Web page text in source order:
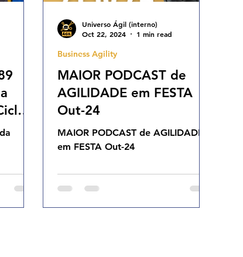
MAIOR PODCAST de
AGILIDADE em FESTA
Out-24
MAIOR PODCAST de AGILIDADE
em FESTA Out-24
Business Agility
Universo Ágil (interno)
Oct 22, 2024
1 min read